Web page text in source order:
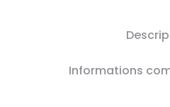
Informations